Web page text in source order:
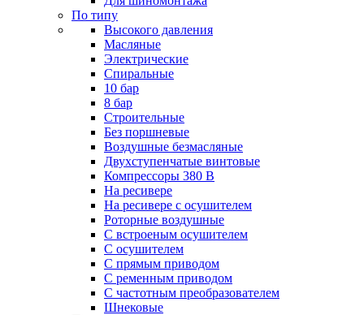
По типу
Высокого давления
Масляные
Электрические
Спиральные
10 бар
8 бар
Cтроительные
Без поршневые
Воздушные безмасляные
Двухступенчатые винтовые
Компрессоры 380 В
На ресивере
На ресивере с осушителем
Роторные воздушные
С встроеным осушителем
С осушителем
С прямым приводом
С ременным приводом
С частотным преобразователем
Шнековые